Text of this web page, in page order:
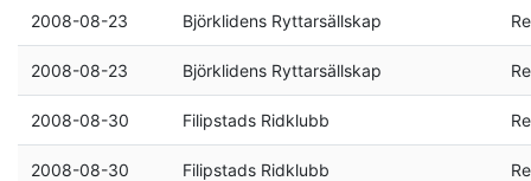
2008-08-23 Björklidens Ryttarsällskap
2008-08-23 Björklidens Ryttarsällskap
2008-08-30 Filipstads Ridklubb
2008-08-30 Filipstads Ridklubb